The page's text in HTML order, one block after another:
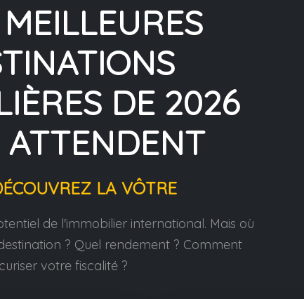
DE 2026
ATTENDENT
LA VÔTRE
de l'immobilier international. Mais où
? Quel rendement ? Comment
votre fiscalité ?